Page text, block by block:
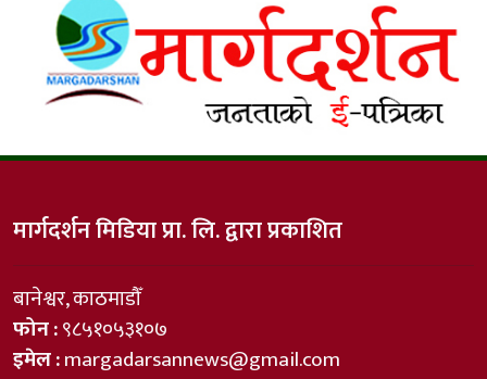
मार्गदर्शन मिडिया प्रा. लि. द्वारा प्रकाशित
बानेश्वर, काठमाडौँ
फोन :९८५१०५३१०७
इमेल :margadarsannews@gmail.com